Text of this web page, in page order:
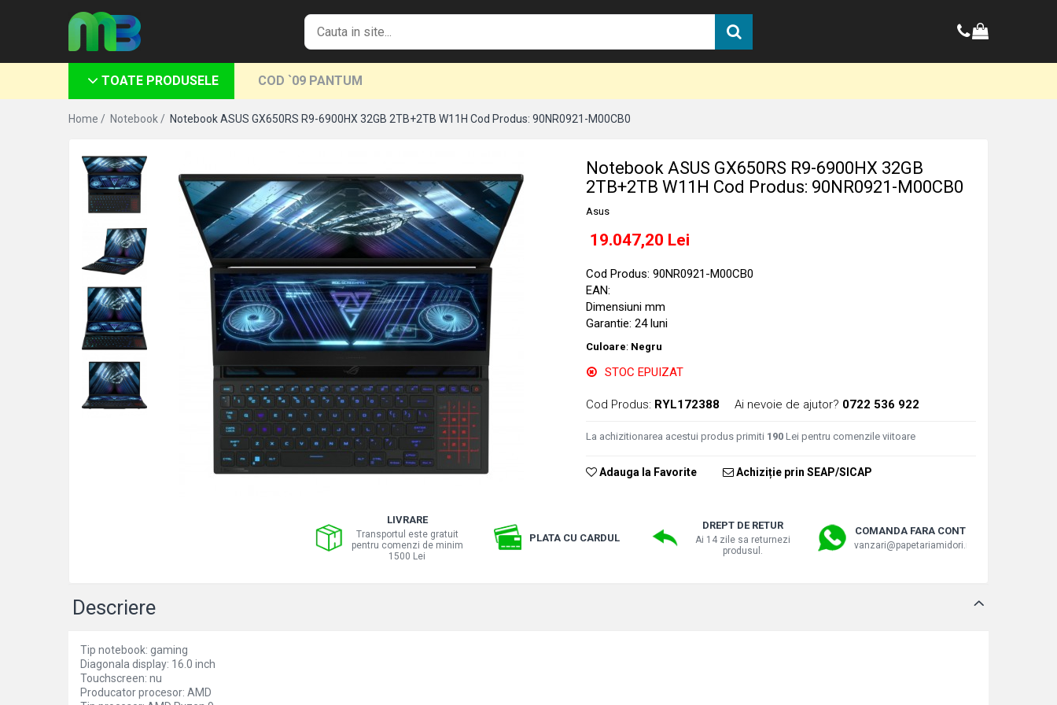
Toate Produsele
Articole din hartie
Hartie pentru copiator
Hartie speciala
Notesuri adezive
Registre si cuburi de hartie
Role case de marcat
Instrumente de scris
Pixuri cu pasta
Stilouri si rollere cu rezerve de
Markere pe baza de vopsea
Markere pentru whiteboard si
TOATE PRODUSELE COD `09 PANTUM
Home / Notebook / Notebook ASUS GX650RS R9-6900HX 32GB 2TB+2TB W11H Cod Produs: 90NR0921-M00CB0
Notebook ASUS GX650RS R9-6900HX 32GB
2TB+2TB W11H Cod Produs: 90NR0921-M00CB0
Asus
19.047,20 Lei
Cod Produs: 90NR0921-M00CB0
EAN:
Dimensiuni mm
Garantie: 24 luni
Culoare: Negru
STOC EPUIZAT
Cod Produs: RYL172388 Ai nevoie de ajutor? 0722 536 922
La achizitionarea acestui produs primiti 190 Lei pentru comenzile viitoare
Adauga la Favorite Achiziție prin SEAP/SICAP
LIVRARE
Transportul este gratuit
pentru comenzi de minim
1500 Lei
PLATA CU CARDUL
DREPT DE RETUR
Ai 14 zile sa returnezi
produsul.
COMANDA FARA CONT
vanzari@papetariamidori.ro
Descriere
Tip notebook: gaming
Diagonala display: 16.0 inch
Touchscreen: nu
Producator procesor: AMD